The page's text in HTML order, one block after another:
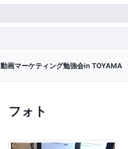
動画マーケティング勉強会in TOYAMA
フォト